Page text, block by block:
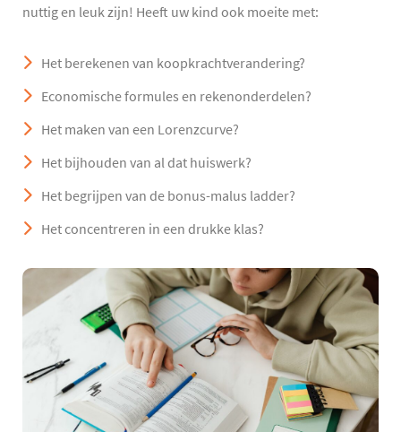
nuttig en leuk zijn! Heeft uw kind ook moeite met:
Het berekenen van koopkrachtverandering?
Economische formules en rekenonderdelen?
Het maken van een Lorenzcurve?
Het bijhouden van al dat huiswerk?
Het begrijpen van de bonus-malus ladder?
Het concentreren in een drukke klas?